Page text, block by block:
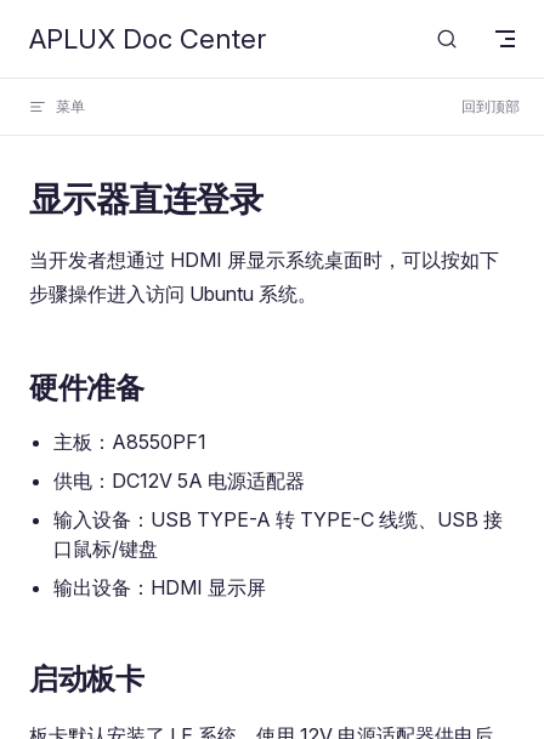
Skip to content
APLUX Doc Center
菜单 回到顶部
显示器直连登录
当开发者想通过 HDMI 屏显示系统桌面时，可以按如下
步骤操作进入访问 Ubuntu 系统。
硬件准备
主板：A8550PF1
供电：DC12V 5A 电源适配器
输入设备：USB TYPE-A 转 TYPE-C 线缆、USB 接
口鼠标/键盘
输出设备：HDMI 显示屏
启动板卡